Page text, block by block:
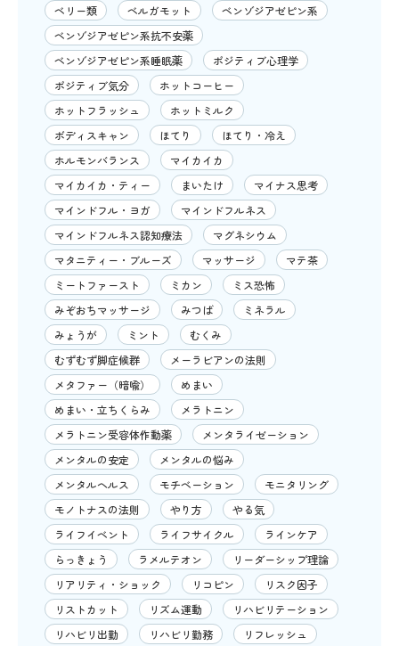
ベリー類
ベルガモット
ベンゾジアゼピン系
ベンゾジアゼピン系抗不安薬
ベンゾジアゼピン系睡眠薬
ポジティブ心理学
ポジティブ気分
ホットコーヒー
ホットフラッシュ
ホットミルク
ボディスキャン
ほてり
ほてり・冷え
ホルモンバランス
マイカイカ
マイカイカ・ティー
まいたけ
マイナス思考
マインドフル・ヨガ
マインドフルネス
マインドフルネス認知療法
マグネシウム
マタニティー・ブルーズ
マッサージ
マテ茶
ミートファースト
ミカン
ミス恐怖
みぞおちマッサージ
みつば
ミネラル
みょうが
ミント
むくみ
むずむず脚症候群
メーラビアンの法則
メタファー（暗喩）
めまい
めまい・立ちくらみ
メラトニン
メラトニン受容体作動薬
メンタライゼーション
メンタルの安定
メンタルの悩み
メンタルヘルス
モチベーション
モニタリング
モノトナスの法則
やり方
やる気
ライフイベント
ライフサイクル
ラインケア
らっきょう
ラメルテオン
リーダーシップ理論
リアリティ・ショック
リコピン
リスク因子
リストカット
リズム運動
リハビリテーション
リハビリ出勤
リハビリ勤務
リフレッシュ